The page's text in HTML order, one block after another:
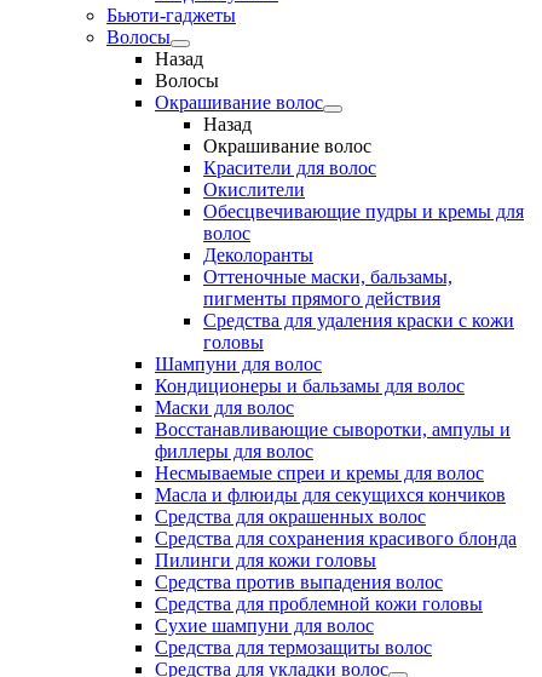
Бьюти-гаджеты
Волосы
Назад
Волосы
Окрашивание волос
Назад
Окрашивание волос
Красители для волос
Окислители
Обесцвечивающие пудры и кремы для
волос
Деколоранты
Оттеночные маски, бальзамы,
пигменты прямого действия
Средства для удаления краски с кожи
головы
Шампуни для волос
Кондиционеры и бальзамы для волос
Маски для волос
Восстанавливающие сыворотки, ампулы и
филлеры для волос
Несмываемые спреи и кремы для волос
Масла и флюиды для секущихся кончиков
Средства для окрашенных волос
Средства для сохранения красивого блонда
Пилинги для кожи головы
Средства против выпадения волос
Средства для проблемной кожи головы
Сухие шампуни для волос
Средства для термозащиты волос
Средства для укладки волос